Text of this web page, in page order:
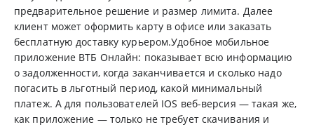
предварительное решение и размер лимита. Далее
клиент может оформить карту в офисе или заказать
бесплатную доставку курьером.Удобное мобильное
приложение ВТБ Онлайн: показывает всю информацию
о задолженности, когда заканчивается и сколько надо
погасить в льготный период, какой минимальный
платеж. А для пользователей IOS веб-версия — такая же,
как приложение — только не требует скачивания и